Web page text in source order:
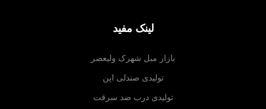
لینک مفید
بازار مبل شهرک ولیعصر
تولیدی صندلی اپن
تولیدی درب ضد سرقت